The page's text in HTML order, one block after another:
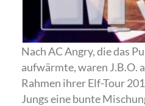
Nach AC Angry, die das
aufwärmte, waren J.B.O.
Rahmen ihrer Elf-Tour
Jungs eine bunte